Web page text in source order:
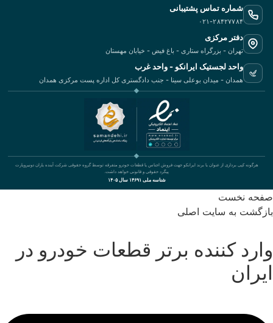
شماره تماس پشتیبانی
۰۲۱-۲۸۴۲۷۷۸۴
دفتر مرکزی
تهران - بزرگراه ستاری - باغ فیض - خیابان مهستان
واحد لجستیک ایرانکو - واحد غرب
همدان - میدان بوعلی سینا - جنب دادگستری کل اداره پست مرکزی همدان
هرگونه کپی برداری از عنوان یا برند ایرانکو جهت فروش اجناس یا قطعات خودرو متفرقه توسط گروه حقوقی شرکت آینده یاران دونیروپارت
پیگرد حقوقی و قانونی خواهد داشت.
شناسه ملی ۱۴۶۹۱ سال ۱۴۰۵
صفحه نخست
بازگشت به سایت اصلی
وارد کننده برتر قطعات خودرو در
ایران